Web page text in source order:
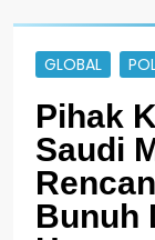
GLOBAL
Pihak
Saudi
Bunuh